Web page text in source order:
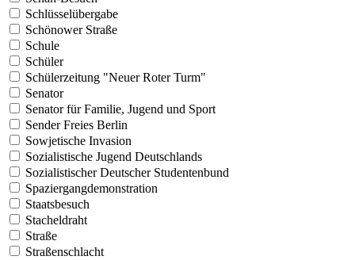
Schlüsselübergabe
Schönower Straße
Schule
Schüler
Schülerzeitung "Neuer Roter Turm"
Senator
Senator für Familie, Jugend und Sport
Sender Freies Berlin
Sowjetische Invasion
Sozialistische Jugend Deutschlands
Sozialistischer Deutscher Studentenbund
Spaziergangdemonstration
Staatsbesuch
Stacheldraht
Straße
Straßenschlacht